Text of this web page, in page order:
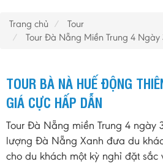
Trang chủ
Tour
Tour Đà Nẵng Miền Trung 4 Ngày
TOUR BÀ NÀ HUẾ ĐỘNG
GIÁ CỰC HẤP DẪN
Tour Đà Nẵng miền Trung 4 ngày
lượng Đà Nẵng Xanh đưa du
cho du khách một kỳ nghỉ đặt